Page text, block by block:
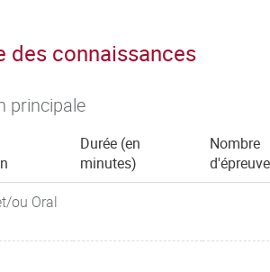
des connaissances
principale
Durée (en
minutes)
Nombre
ou Oral